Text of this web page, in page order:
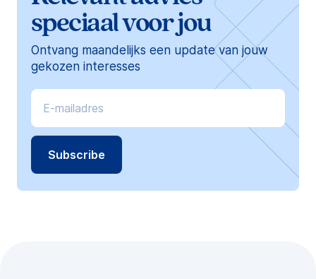
speciaal voor jou
Ontvang maandelijks een update van jouw
gekozen interesses